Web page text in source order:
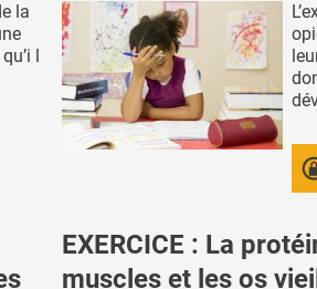
la
l
EXERCICE : La
muscles et les os